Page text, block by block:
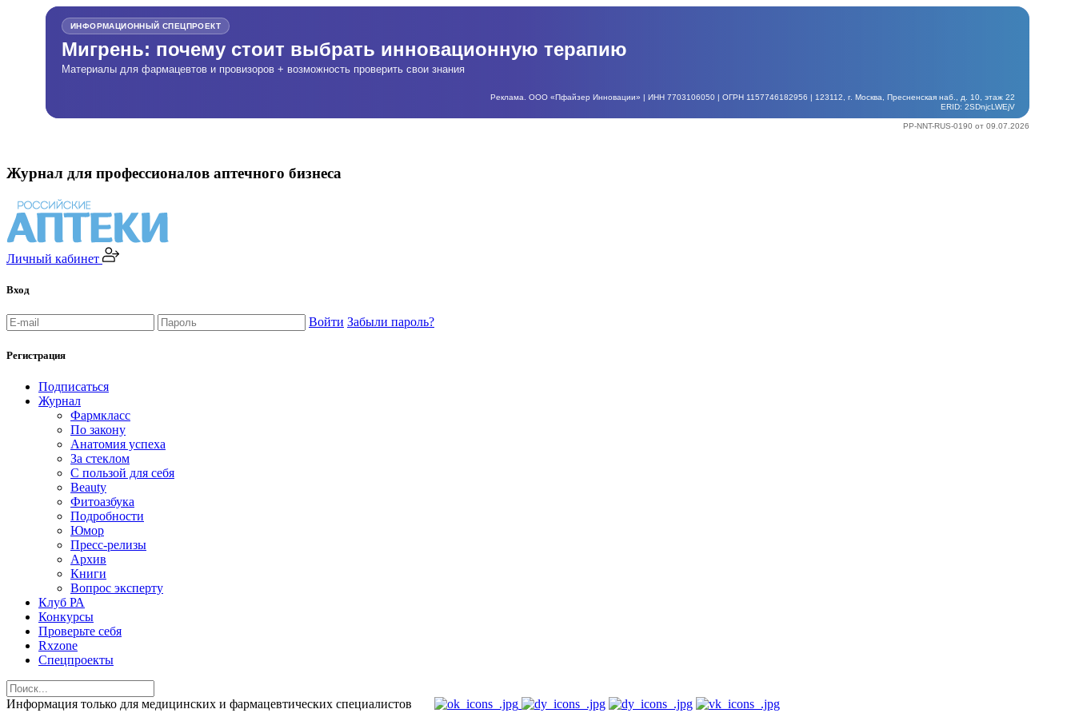
ИНФОРМАЦИОННЫЙ СПЕЦПРОЕКТ
Мигрень: почему стоит выбрать инновационную терапию
Материалы для фармацевтов и провизоров + возможность проверить свои знания
Реклама. ООО «Пфайзер Инновации» | ИНН 7703106050 | ОГРН 1157746182956 | 123112, г. Москва, Пресненская наб., д. 10, этаж 22
ERID: 2SDnjcLWEjV
PP-NNT-RUS-0190 от 09.07.2026
Журнал для профессионалов аптечного бизнеса
Личный кабинет
Вход
Войти Забыли пароль?
Регистрация
Подписаться
Журнал
Фармкласс
По закону
Анатомия успеха
За стеклом
С пользой для себя
Beauty
Фитоазбука
Подробности
Юмор
Пресс-релизы
Архив
Книги
Вопрос эксперту
Клуб РА
Конкурсы
Проверьте себя
Rxzone
Спецпроекты
Информация только для медицинских и фармацевтических специалистов